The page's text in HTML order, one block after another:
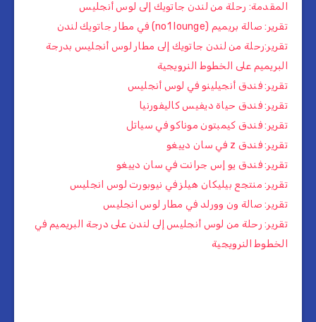
المقدمة: رحلة من لندن جاتويك إلى لوس أنجليس
تقرير: صالة بريميم (no1 lounge) في مطار جاتويك لندن
تقرير:رحلة من لندن جاتويك إلى مطار لوس أنجليس بدرجة
البريميم على الخطوط النرويجية
تقرير: فندق أنجيلينو في لوس أنجليس
تقرير: فندق حياة ديفيس كاليفورنيا
تقرير: فندق كيمبتون موناكو في سياتل
تقرير: فندق z في سان دييغو
تقرير: فندق يو إس جرانت في سان دييغو
تقرير: منتجع بيليكان هيلز في نيوبورت لوس انجليس
تقرير: صالة ون وورلد في مطار لوس انجليس
تقرير: رحلة من لوس أنجليس إلى لندن على درجة البريميم في
الخطوط النرويجية